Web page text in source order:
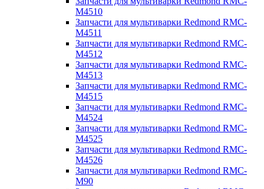
M4510
Запчасти для мультиварки Redmond RMC-
M4511
Запчасти для мультиварки Redmond RMC-
M4512
Запчасти для мультиварки Redmond RMC-
M4513
Запчасти для мультиварки Redmond RMC-
M4515
Запчасти для мультиварки Redmond RMC-
M4524
Запчасти для мультиварки Redmond RMC-
M4525
Запчасти для мультиварки Redmond RMC-
M4526
Запчасти для мультиварки Redmond RMC-
M90